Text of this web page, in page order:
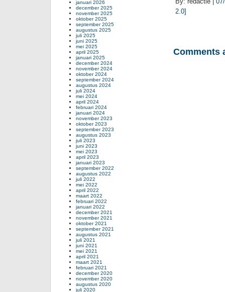
2.0]
Comments
januari 2026
december 2025
november 2025
oktober 2025
september 2025
augustus 2025
juli 2025
juni 2025
mei 2025
april 2025
januari 2025
december 2024
november 2024
oktober 2024
september 2024
augustus 2024
juli 2024
mei 2024
april 2024
februari 2024
januari 2024
november 2023
oktober 2023
september 2023
augustus 2023
juli 2023
juni 2023
mei 2023
april 2023
januari 2023
september 2022
augustus 2022
juli 2022
mei 2022
april 2022
maart 2022
februari 2022
januari 2022
december 2021
november 2021
oktober 2021
september 2021
augustus 2021
juli 2021
juni 2021
mei 2021
april 2021
maart 2021
februari 2021
december 2020
november 2020
augustus 2020
juli 2020